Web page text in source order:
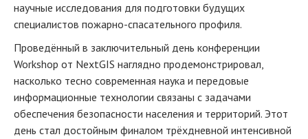
научные исследования для подготовки будущих
специалистов пожарно-спасательного профиля.
Проведённый в заключительный день конференции
Workshop от NextGIS наглядно продемонстрировал,
насколько тесно современная наука и передовые
информационные технологии связаны с задачами
обеспечения безопасности населения и территорий. Этот
день стал достойным финалом трёхдневной интенсивной